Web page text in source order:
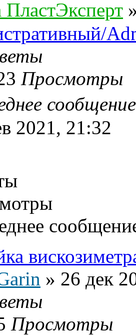
ПластЭксперт
Просмотры
2021, 21:32
» 26 дек
Просмотры